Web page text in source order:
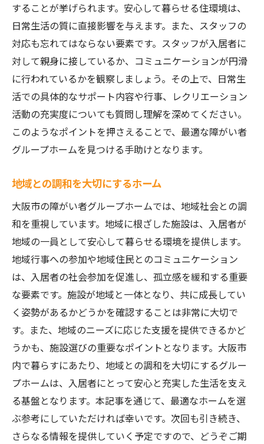
することが挙げられます。安心して暮らせる住環境は、
日常生活の質に直接影響を与えます。また、スタッフの
対応も忘れてはならない要素です。スタッフが入居者に
対して親身に接しているか、コミュニケーションが円滑
に行われているかを観察しましょう。その上で、日常生
活での具体的なサポート内容や行事、レクリエーション
活動の充実度についても質問し理解を深めてください。
このようなポイントを押さえることで、最適な障がい者
グループホームを見つける手助けとなります。
地域との調和を大切にするホーム
大阪市の障がい者グループホームでは、地域社会との調
和を重視しています。地域に根ざした施設は、入居者が
地域の一員として安心して暮らせる環境を提供します。
地域行事への参加や地域住民とのコミュニケーション
は、入居者の社会参加を促進し、孤立感を緩和する重要
な要素です。施設が地域と一体となり、共に成長してい
く姿勢があるかどうかを確認することは非常に大切で
す。また、地域のニーズに応じた支援を提供できるかど
うかも、施設選びの重要なポイントとなります。大阪市
内で暮らすにあたり、地域との調和を大切にするグルー
プホームは、入居者にとって安心と充実した生活を支え
る基盤となります。本記事を通じて、最適なホームを選
ぶ参考にしていただければ幸いです。次回も引き続き、
さらなる情報を提供していく予定ですので、どうぞご期